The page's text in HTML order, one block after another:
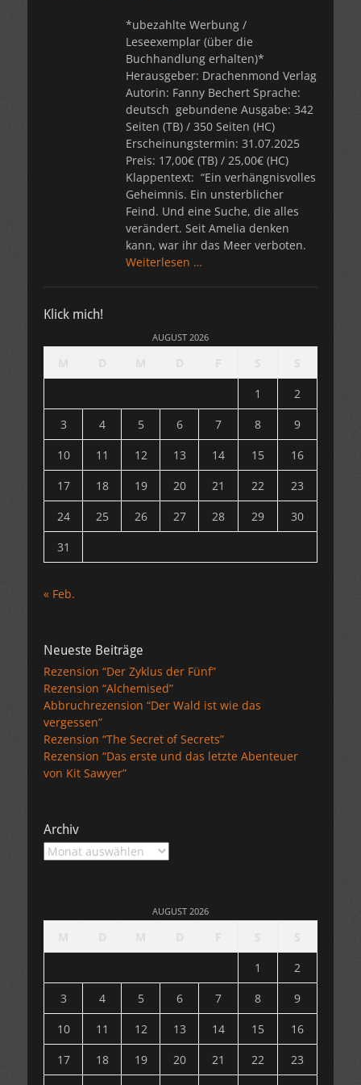
*ubezahlte Werbung /
Leseexemplar (über die
Buchhandlung erhalten)*
Herausgeber: Drachenmond Verlag
Autorin: Fanny Bechert Sprache:
deutsch gebundene Ausgabe: 342
Seiten (TB) / 350 Seiten (HC)
Erscheinungstermin: 31.07.2025
Preis: 17,00€ (TB) / 25,00€ (HC)
Klappentext: “Ein verhängnisvolles
Geheimnis. Ein unsterblicher
Feind. Und eine Suche, die alles
verändert. Seit Amelia denken
kann, war ihr das Meer verboten.
Weiterlesen …
Klick mich!
AUGUST 2026
1
2
3
4 5 6 7 8
9
10
11 12 13 14 15
16
17
18 19 20 21 22
23
24
25 26 27 28 29
30
31
« Feb.
Neueste Beiträge
Rezension “Der Zyklus der Fünf”
Rezension “Alchemised”
Abbruchrezension “Der Wald ist wie das
vergessen”
Rezension “The Secret of Secrets”
Rezension “Das erste und das letzte Abenteuer
von Kit Sawyer”
Archiv
Archiv
AUGUST 2026
1
2
3
4 5 6 7 8
9
10
11 12 13 14 15
16
17
18 19 20 21 22
23